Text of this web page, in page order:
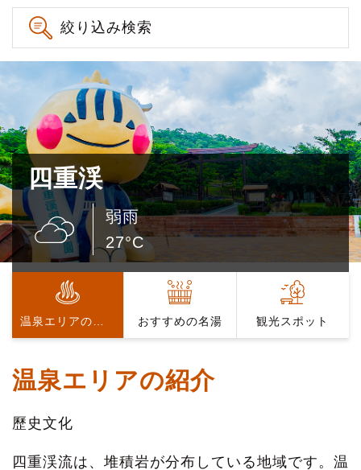
絞り込み検索
四重渓
弱雨
27°C
おすすめの名湯 観光スポット
温泉エリアの紹介
歷史文化
四重渓流は、堆積岩が分布している地域です。温